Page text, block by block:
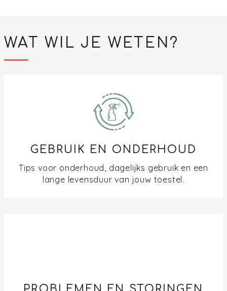
Oorzaken, Voorkomen en Schoonmaken
Hoe werkt de reinigingsfunctie van mijn oven?
combimicrogolf uit?
Kan ik de geluidssterkte van de oven aanpassen?
WAT WIL JE WETEN?
GEBRUIK EN ONDERHOUD
Tips voor onderhoud, dagelijks gebruik en een
lange levensduur van jouw toestel.